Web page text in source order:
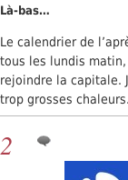
Là-bas…
Le calendrier de
tous les lundis
rejoindre la capitale.
trop grosses
2